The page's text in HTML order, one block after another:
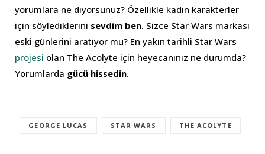
yorumlara ne diyorsunuz? Özellikle kadın karakterler
için söylediklerini sevdim ben. Sizce Star Wars markası
eski günlerini aratıyor mu? En yakın tarihli Star Wars
projesi olan The Acolyte için heyecanınız ne durumda?
Yorumlarda gücü hissedin.
GEORGE LUCAS STAR WARS THE ACOLYTE